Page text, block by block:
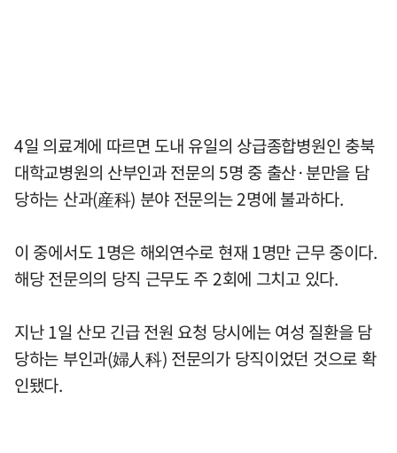
4일 의료계에 따르면 도내 유일의 상급종합병원인 충북
대학교병원의 산부인과 전문의 5명 중 출산·분만을 담
당하는 산과(産科) 분야 전문의는 2명에 불과하다.
이 중에서도 1명은 해외연수로 현재 1명만 근무 중이다.
해당 전문의의 당직 근무도 주 2회에 그치고 있다.
지난 1일 산모 긴급 전원 요청 당시에는 여성 질환을 담
당하는 부인과(婦人科) 전문의가 당직이었던 것으로 확
인됐다.